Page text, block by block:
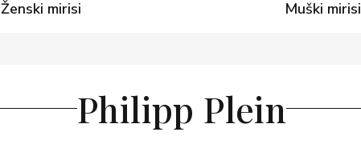
Ženski mirisi Muški mirisi
Philipp Plein